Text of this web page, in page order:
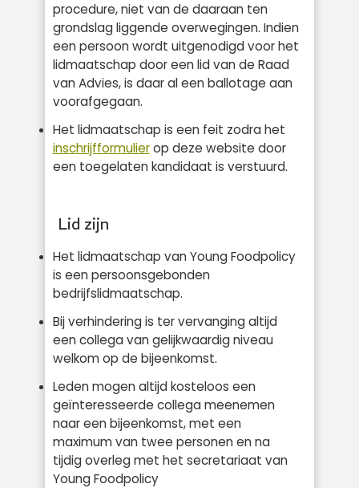
procedure, niet van de daaraan ten
grondslag liggende overwegingen. Indien
een persoon wordt uitgenodigd voor het
lidmaatschap door een lid van de Raad
van Advies, is daar al een ballotage aan
voorafgegaan.
Het lidmaatschap is een feit zodra het
inschrijfformulierop deze website door
een toegelaten kandidaat is verstuurd.
Lid zijn
Het lidmaatschap van Young Foodpolicy
is een persoonsgebonden
bedrijfslidmaatschap.
Bij verhindering is ter vervanging altijd
een collega van gelijkwaardig niveau
welkom op de bijeenkomst.
Leden mogen altijd kosteloos een
geïnteresseerde collega meenemen
naar een bijeenkomst, met een
maximum van twee personen en na
tijdig overleg met het secretariaat van
Young Foodpolicy